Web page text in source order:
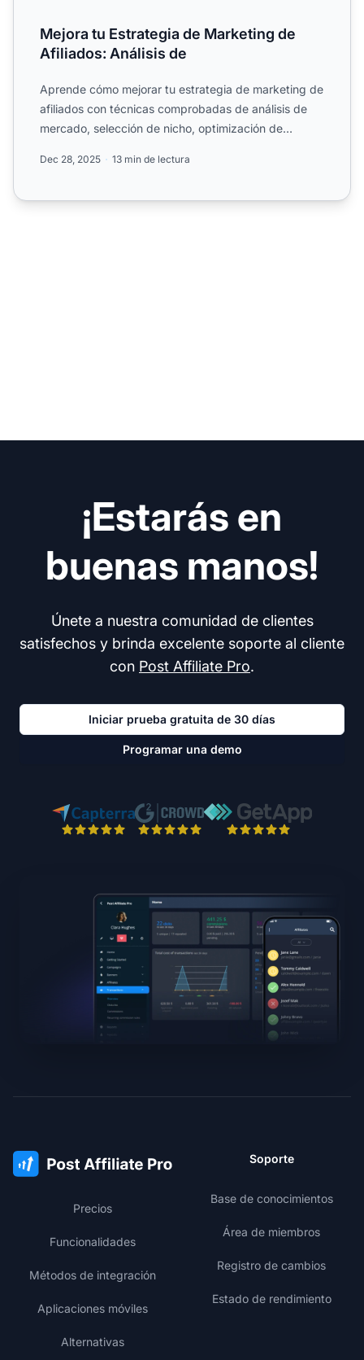
Mejora tu Estrategia de Marketing de
Afiliados: Análisis de
Aprende cómo mejorar tu estrategia de marketing de
afiliados con técnicas comprobadas de análisis de
mercado, selección de nicho, optimización de
Dec 28, 2025 13 min de lectura
¡Estarás en
buenas manos!
Únete a nuestra comunidad de clientes
satisfechos y brinda excelente soporte al cliente
con Post Affiliate Pro.
Iniciar prueba gratuita de 30 días
Programar una demo
Precios
Funcionalidades
Métodos de integración
Aplicaciones móviles
Alternativas
Soporte
Base de conocimientos
Área de miembros
Registro de cambios
Estado de rendimiento